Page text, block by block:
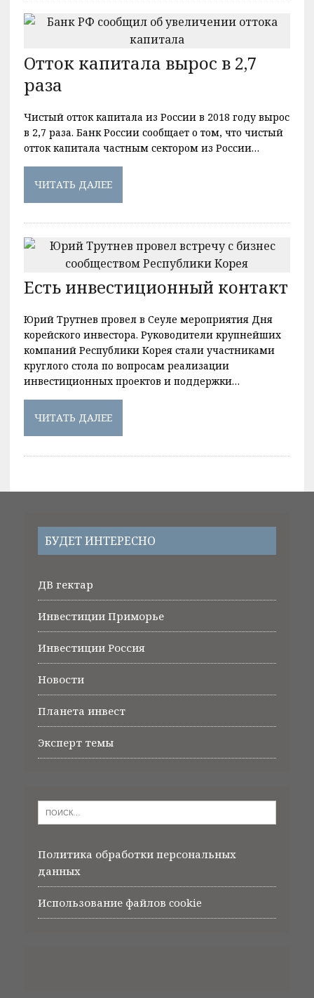
Отток капитала вырос в 2,7
раза
Чистый отток капитала из России в 2018 году вырос
в 2,7 раза. Банк России сообщает о том, что чистый
отток капитала частным сектором из России…
ЧИТАТЬ ДАЛЕЕ
Есть инвестиционный контакт
Юрий Трутнев провел в Сеуле мероприятия Дня
корейского инвестора. Руководители крупнейших
компаний Республики Корея стали участниками
круглого стола по вопросам реализации
инвестиционных проектов и поддержки…
ЧИТАТЬ ДАЛЕЕ
БУДЕТ ИНТЕРЕСНО
ДВ гектар
Инвестиции Приморье
Инвестиции Россия
Новости
Планета инвест
Эксперт темы
Политика обработки персональных
данных
Использование файлов cookie